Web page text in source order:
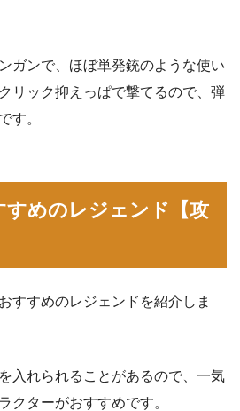
ガンで、ほぼ単発銃のような使い
リック抑えっぱで撃てるので、弾
す。
すめのレジェンド【攻
すすめのレジェンドを紹介しま
入れられることがあるので、一気
クターがおすすめです。